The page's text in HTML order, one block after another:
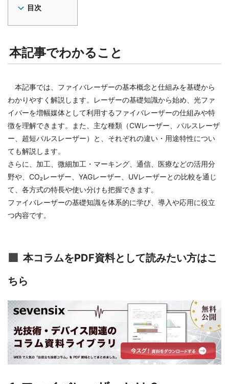
目次
本記事でわかること
本記事では、ファイバレーザーの基本概念と仕組みを基礎から
わかりやすく解説します。レーザーの基礎知識から始め、光ファ
イバーを増幅媒体として利用するファイバレーザーの仕組みや特
徴を理解できます。また、主な種類（CWレーザー、パルスレーザ
ー、超短パルスレーザー）と、それぞれの違い・用途特性につい
ても解説します。
さらに、加工、微細加工・マーキング、通信、医療などの活用分
野や、CO₂レーザー、YAGレーザー、UVレーザーとの比較を通じ
て、各方式の特長や使い分けも把握できます。
ファイバレーザーの基礎知識を体系的に学び、導入や応用に役立
つ内容です。
本コラムをPDF資料として読みたい方はこ
ちら